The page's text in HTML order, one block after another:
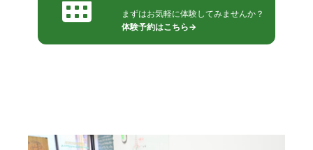
まずはお気軽に体験してみませんか？
体験予約はこちら→